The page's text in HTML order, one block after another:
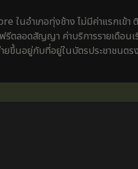
ในอำเภอทุ่งช้าง ไม่มีค่าแรกเข้า
ตลอดสัญญา ค่าบริการรายเดือนเ
ยขึ้นอยู่กับที่อยู่ในบัตรประชาชนตร